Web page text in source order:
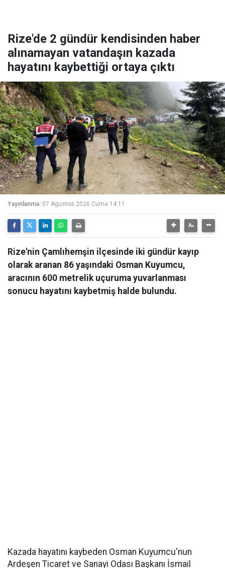
Rize'de 2 gündür kendisinden haber
alınamayan vatandaşın kazada
hayatını kaybettiği ortaya çıktı
Yayınlanma: 07 Ağustos 2026 Cuma 14:11
Rize'nin Çamlıhemşin ilçesinde iki gündür kayıp
olarak aranan 86 yaşındaki Osman Kuyumcu,
aracının 600 metrelik uçuruma yuvarlanması
sonucu hayatını kaybetmiş halde bulundu.
Kazada hayatını kaybeden Osman Kuyumcu'nun
Ardeşen Ticaret ve Sanayi Odası Başkanı İsmail